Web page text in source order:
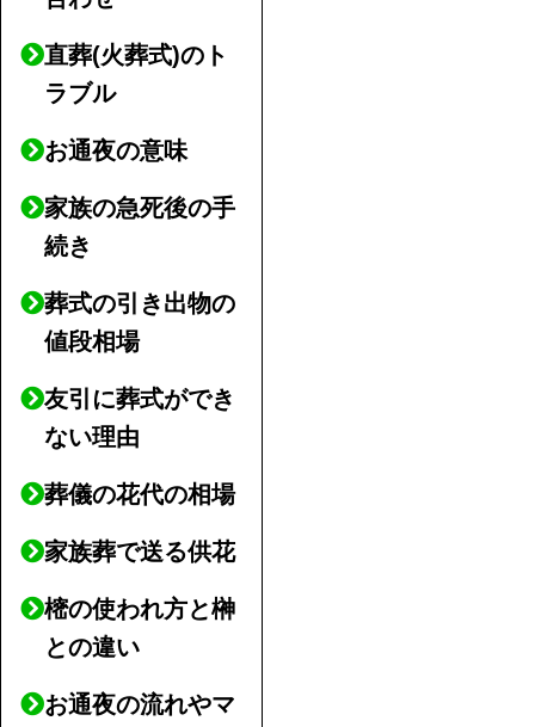
直葬(火葬式)のト
ラブル
お通夜の意味
家族の急死後の手
続き
葬式の引き出物の
値段相場
友引に葬式ができ
ない理由
葬儀の花代の相場
家族葬で送る供花
樒の使われ方と榊
との違い
お通夜の流れやマ